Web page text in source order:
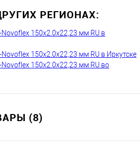
РЕГИОНАХ:
Novoflex 150x2.0x22,23 мм RU в
Novoflex 150x2.0x22,23 мм RU в Иркутске
Novoflex 150x2.0x22,23 мм RU во
(8)